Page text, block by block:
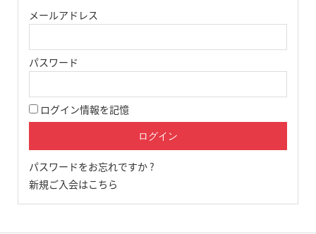
メールアドレス
パスワード
ログイン情報を記憶
パスワードをお忘れですか ?
新規ご入会はこちら